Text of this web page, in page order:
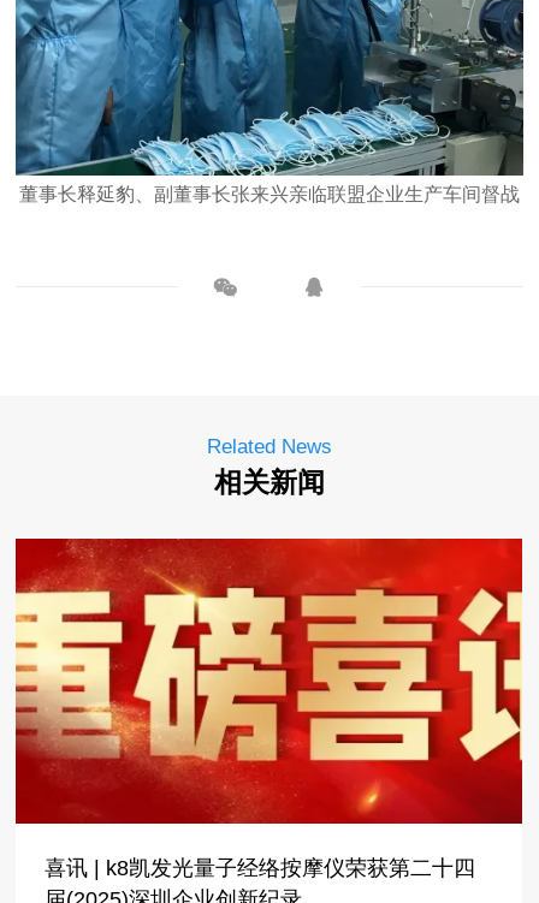
董事长释延豹、副董事长张来兴亲临联盟企业生产车间督战
Related News
相关新闻